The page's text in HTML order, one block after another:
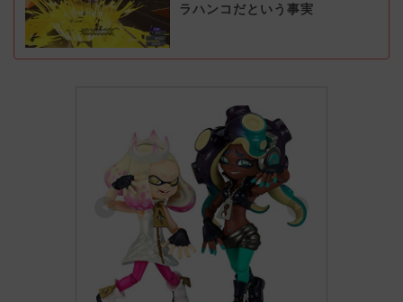
ラハンコだという事実